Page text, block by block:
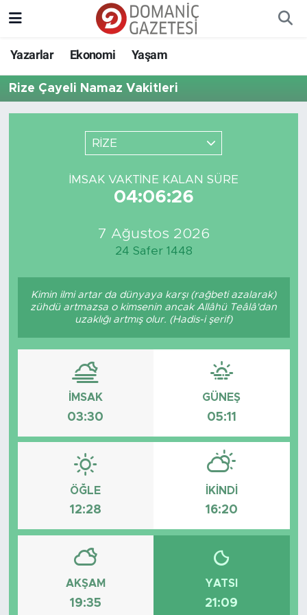
Yazarlar Ekonomi Yaşam
Rize Çayeli Namaz Vakitleri
RİZE
İMSAK VAKTINE KALAN SÜRE
04:06:26
7 Ağustos 2026
24 Safer 1448
Kimin ilmi artar da dünyaya karşı (rağbeti azalarak)
zühdü artmazsa o kimsenin ancak Allâhü Teâlâ'dan
uzaklığı artmış olur. (Hadis-i şerif)
İMSAK
03:30
GÜNEŞ
05:11
ÖĞLE
12:28
İKINDI
16:20
AKŞAM
19:35
YATSI
21:09